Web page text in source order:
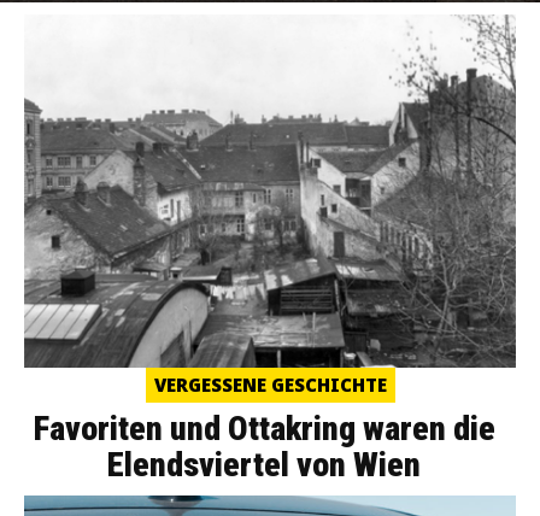
VERGESSENE GESCHICHTE
Favoriten und Ottakring waren die
Elendsviertel von Wien